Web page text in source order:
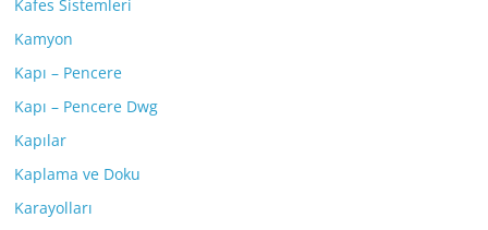
Kafes Sistemleri
Kamyon
Kapı – Pencere
Kapı – Pencere Dwg
Kapılar
Kaplama ve Doku
Karayolları